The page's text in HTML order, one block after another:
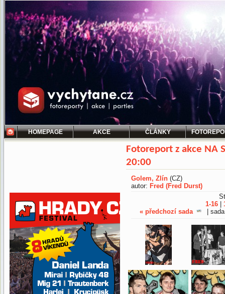
HOMEPAGE AKCE ČLÁNKY
Fotoreport z akce NA
20:00
Golem, Zlín (CZ)
autor: Fred (Fred Durst)
1-16|
« předchozí sada
|